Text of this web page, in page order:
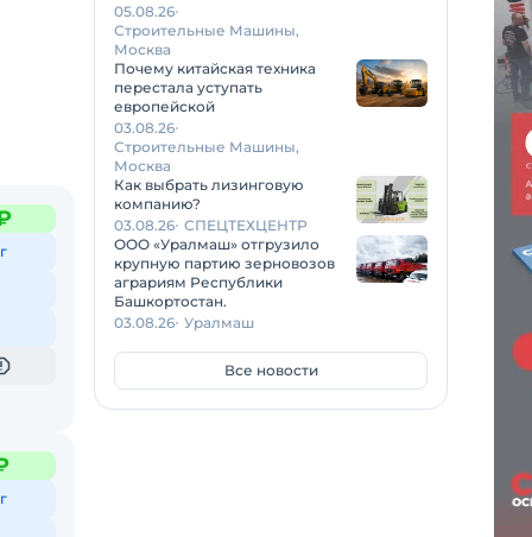
05.08.26
Строительные Машины,
Москва
Почему китайская техника
перестала уступать
европейской
03.08.26
Строительные Машины,
Москва
Как выбрать лизинговую
компанию?
03.08.26 СПЕЦТЕХЦЕНТР
ООО «Уралмаш» отгрузило
крупную партию зерновозов
аграриям Республики
Башкортостан.
03.08.26 Уралмаш
Все новости